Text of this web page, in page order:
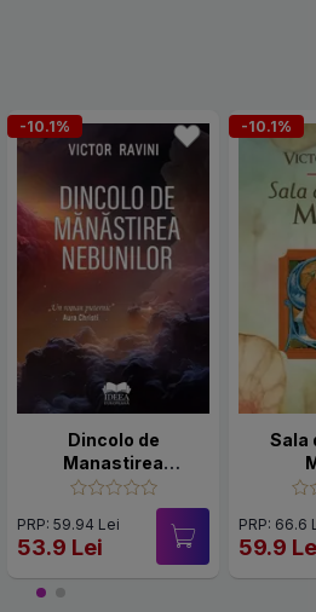
-10.1%
Dincolo de
Manastirea
Nebunilor
PRP: 59.94 Lei
53.9 Lei
-10.1%
Sala
PRP: 66.6
59.9